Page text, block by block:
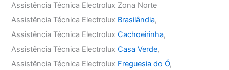
Assistência Técnica Electrolux Zona Norte
Assistência Técnica Electrolux Brasilândia,
Assistência Técnica ElectroluxCachoeirinha,
Assistência Técnica ElectroluxCasa Verde,
Assistência Técnica Electrolux Freguesia do Ó,